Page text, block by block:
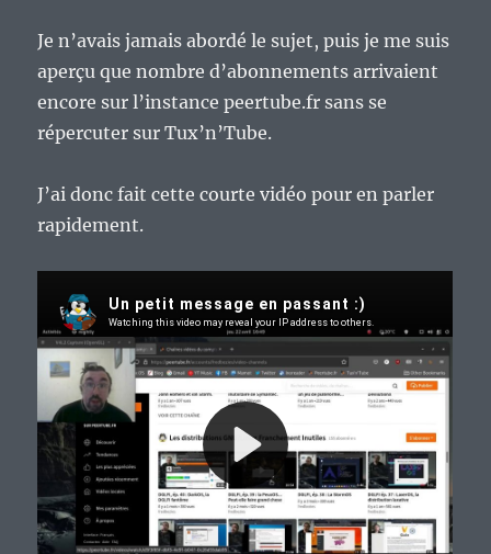
Je n’avais jamais abordé le sujet, puis je me suis
aperçu que nombre d’abonnements arrivaient
encore sur l’instance peertube.fr sans se
répercuter sur Tux’n’Tube.
J’ai donc fait cette courte vidéo pour en parler
rapidement.